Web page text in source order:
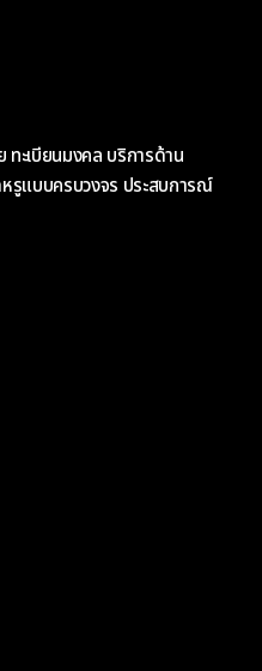
ทะเบียนมงคล บริการด้าน
รูแบบครบวงจร ประสบการณ์